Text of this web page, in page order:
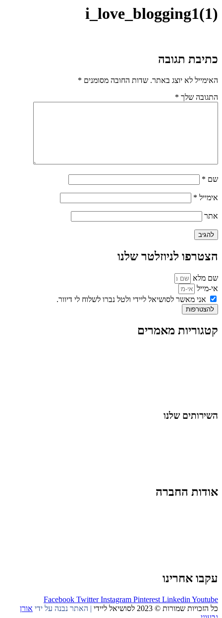
i_love_blogging1(1)
כתיבת תגובה
האימייל לא יוצג באתר. שדות החובה מסומנים *
התגובה שלך *
שם *
אימייל *
אתר
הצטרפו לניוזלטר שלנו
שם מלא
אי-מייל
אני מאשר לסושיאל ליידי ולטל נברו לשלוח לי דיוור.
להצטרפות
קטגוריות מאמרים
השירותים שלנו
אודות החברה
עקבו אחרינו
Facebook Twitter Instagram Pinterest Linkedin Youtube
כל הזכויות שמורות © 2023 לסושיאל ליידי
| האתר נבנה על ידי אורן